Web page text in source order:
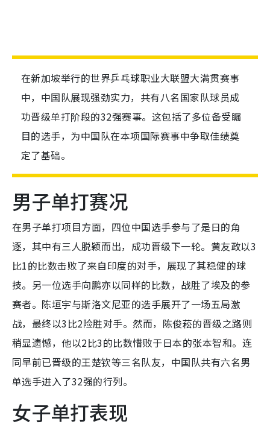
在新加坡举行的世界乒乓球职业大联盟大满贯赛事
中，中国队展现强劲实力，共有八名国家队球员成
功晋级单打阶段的32强赛事。这包括了多位备受瞩
目的选手，为中国队在本项国际赛事中争取佳绩奠
定了基础。
男子单打赛况
在男子单打项目方面，四位中国选手参与了是日的角
逐，其中有三人脱颖而出，成功晋级下一轮。黄友政以3
比1的比数击败了来自印度的对手，展现了其稳健的球
技。另一位选手向鹏亦以同样的比数，战胜了埃及的参
赛者。陈垣宇与斯洛文尼亚的选手展开了一场五局激
战，最终以3比2险胜对手。然而，陈俊菘的晋级之路则
稍显遗憾，他以2比3的比数惜败于日本的张本智和。连
同早前已晋级的王楚钦等三名队友，中国队共有六名男
单选手进入了32强的行列。
女子单打表现